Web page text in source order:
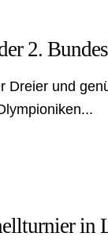
2.
Dreier und
in